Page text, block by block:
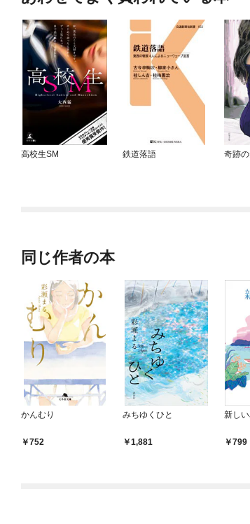
高校生SM 鉄道落語 奇跡
同じ作者の本
かんむり
752
みちゆくひと
1,881
新し
799